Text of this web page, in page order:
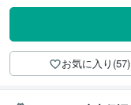
お気に入り(57)